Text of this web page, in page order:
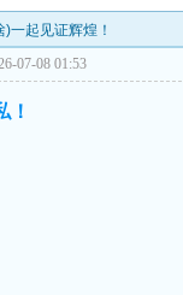
一起见证辉煌！
07-08 01:53
！